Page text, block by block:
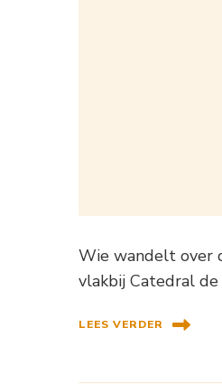
Wie wandelt over
vlakbij Catedral
LEES VERDER